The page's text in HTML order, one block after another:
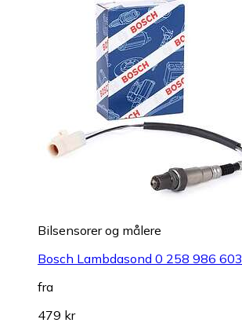
Bilsensorer og målere
Bosch Lambdasond 0 258 986 603
fra
479 kr